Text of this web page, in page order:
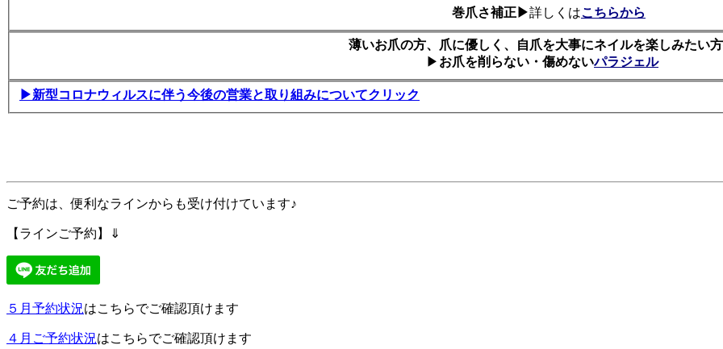
巻爪さ補正▶詳しくはこちらから
薄いお爪の方、爪に優しく、自爪を大事にネイルを楽しみたい
▶ お爪を削らない・傷めないパラジェル
▶新型コロナウィルスに伴う今後の営業と取り組みについてクリック
ご予約は、便利なラインからも受け付けています♪
【ラインご予約】⇓
５月予約状況はこちらでご確認頂けます
４月ご予約状況はこちらでご確認頂けます